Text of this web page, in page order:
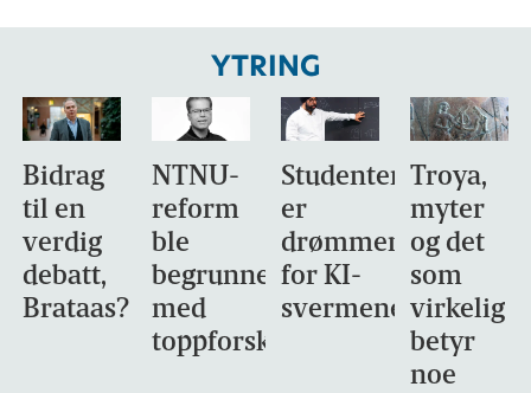
YTRING
Bidrag
til en
verdig
debatt,
Brataas?
NTNU-
reform
ble
begrunnet
med
toppforskning
Studentene
er
drømmemålet
for KI-
svermene
Troya,
myter
og det
som
virkelig
betyr
noe